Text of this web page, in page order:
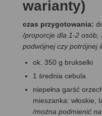
warianty)
czas przygotowania:
/proporcje dla 1-2 osób,
podwójnej czy potrójnej
ok. 350 g brukselki
1 średnia cebula
niepełna garść
mieszanka: włoskie,
/można podmienić